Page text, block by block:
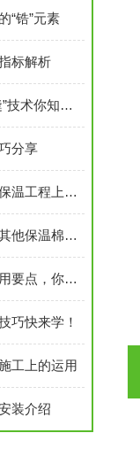
“锆”元素
标解析
硅酸铝保温棉的“接缝”技术你知道多少？
分享
硅酸铝保温棉在管道保温工程上的用处
硅酸铝保温棉相对于其他保温棉优势在哪里
关于硅酸铝保温棉使用要点，你了解多少
巧快来学！
工上的运用
装介绍